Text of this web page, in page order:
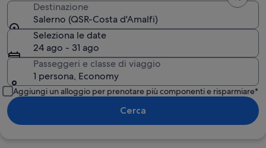
Destinazione
Salerno (QSR-Costa d'Amalfi)
Seleziona le date
24 ago - 31 ago
Passeggeri e classe di viaggio
1 persona, Economy
Aggiungi un alloggio per prenotare più componenti e risparmiare*
Cerca